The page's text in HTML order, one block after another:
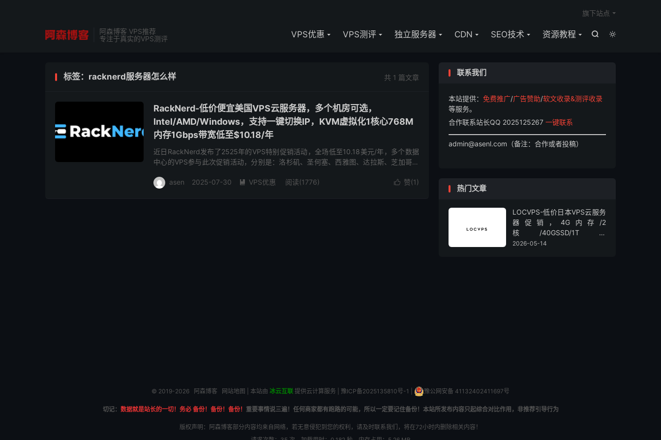
阿森博客 VPS推荐
专注于真实的VPS测评


VPS优惠 VPS测评 独立服务器 CDN SEO技术 资源教程
旗下站点
共 1 篇文章
标签：racknerd服务器怎么样
RackNerd-低价便宜美国VPS云服务器，多个机房可选，
Intel/AMD/Windows，支持一键切换IP，KVM虚拟化1核心768M
内存1Gbps带宽低至$10.18/年
近日RackNerd发布了2525年的VPS特别促销活动，全场低至10.18美元/年，多个数据
中心的VPS参与此次促销活动，分别是：洛杉矶、圣何塞、西雅图、达拉斯、芝加哥、
 赞(1)
asen 2025-07-30  VPS优惠 阅读(1776)
联系我们
本站提供： 免费推广/广告赞助/软文收录&测评收录
等服务。
合作联系站长QQ 2025125267 一键联系
admin@asenl.com（备注：合作或者投稿）
热门文章
LOCVPS-低价日本VPS云服务
器促销，4G内存/2
核/40GSSD/1T流
量/450Mbps带宽，低至36元/
2026-05-14
© 2019-2026 阿森博客 网站地图 | 本站由 冰云互联 提供云计算服务 | 豫ICP备2025135810号-1 豫公网安备 41132402411697号
切记： 数据就是站长的一切！务必 备份！备份！备份！ 重要事情说三遍！任何商家都有跑路的可能，所以一定要记住备份！本站所发布内容只起综合对比作用，非推荐引导行为
版权声明：阿森博客部分内容均来自网络，若无意侵犯到您的权利，请及时联系我们，将在72小时内删除相关内容！